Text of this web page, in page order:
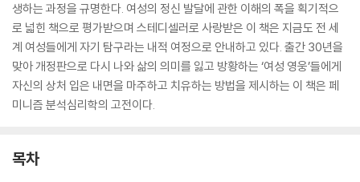
생하는 과정을 규명한다. 여성의 정신 발달에 관한 이해의 폭을 획기적으
로 넓힌 책으로 평가받으며 스테디셀러로 사랑받은 이 책은 지금도 전 세
계 여성들에게 자기 탐구라는 내적 여정으로 안내하고 있다. 출간 30년을
맞아 개정판으로 다시 나와 삶의 의미를 잃고 방황하는 ‘여성 영웅’들에게
자신의 상처 입은 내면을 마주하고 치유하는 방법을 제시하는 이 책은 페
미니즘 분석심리학의 고전이다.
목차